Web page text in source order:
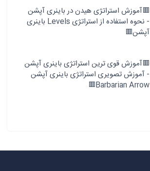
🟥آموزش استراتژی هیدن در باینری آپشن
- نحوه استفاده از استراتژی Levels باینری
آپشن🟥
🟥آموزش قوی ترین استراتژی باینری آپشن
- آموزش تصویری استراتژی باینری آپشن
Barbarian Arrow🟥